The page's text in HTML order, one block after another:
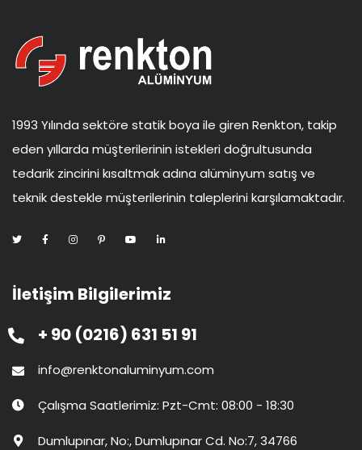
1993 Yılında sektöre statik boya ile giren Renkton, takip
eden yıllarda müşterilerinin istekleri doğrultusunda
tedarik zincirini kısaltmak adına alüminyum satış ve
teknik destekle müşterilerinin taleplerini karşılamaktadır.
İletişim Bilgilerimiz
+ 90 (0216) 631 51 91
info@renktonaluminyum.com
Çalışma Saatlerimiz: Pzt-Cmt: 08:00 - 18:30
Dumlupınar, No:, Dumlupınar Cd. No:7, 34766